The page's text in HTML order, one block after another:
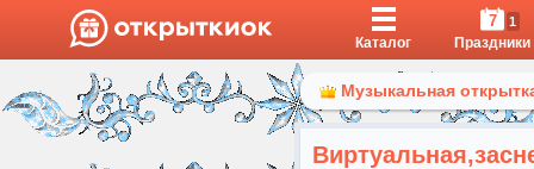
Каталог
7 1
Праздники
Музыкальная